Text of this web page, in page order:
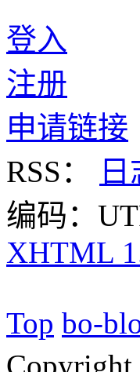
登入
注册
申请链接
RSS：
日
编码：
XHTML
Top bo-